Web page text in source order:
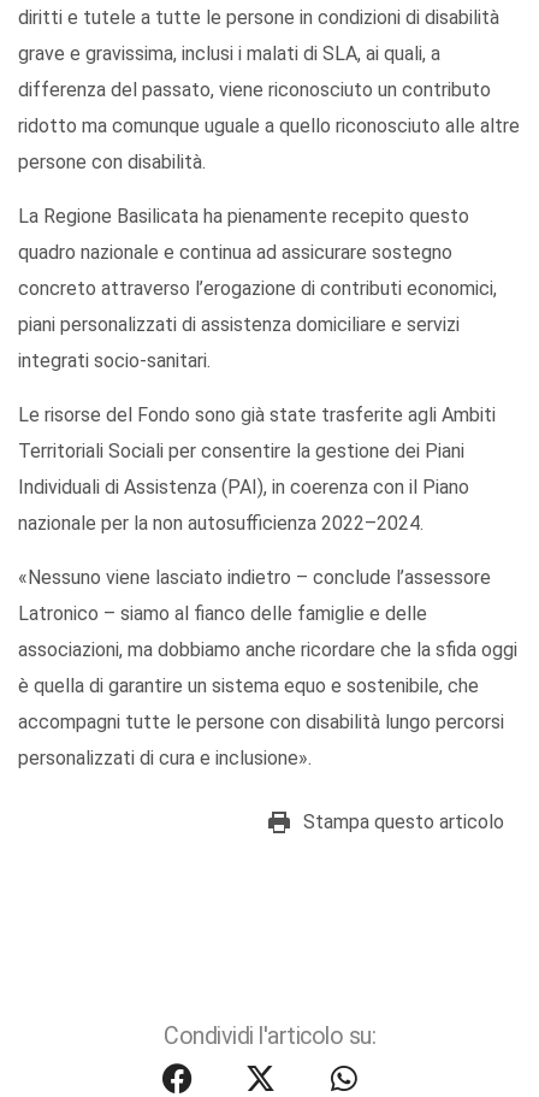
diritti e tutele a tutte le persone in condizioni di disabilità
grave e gravissima, inclusi i malati di SLA, ai quali, a
differenza del passato, viene riconosciuto un contributo
ridotto ma comunque uguale a quello riconosciuto a lle altre
persone con disabilità.
La Regione Basilicata ha pienamente recepito questo
quadro nazionale e continua ad assicurare sostegno
concreto attraverso l’erogazione di contributi economici,
piani personalizzati di assistenza domiciliare e servizi
integrati socio-sanitari.
Le risorse del Fondo sono già state trasferite agli Ambiti
Territoriali Sociali per consentire la gestione dei Piani
Individuali di Assistenza (PAI), in coerenza con il Piano
nazionale per la non autosufficienza 2022–2024.
«Nessuno viene lasciato indietro – conclude l’assessore
Latronico – siamo al fianco delle famiglie e delle
associazioni, ma dobbiamo anche ricordare che la sfida oggi
è quella di garantire un sistema equo e sostenibile, che
accompagni tutte le persone con disabilità lungo percorsi
personalizzati di cura e inclusione».
Stampa questo articolo
Condividi l'articolo su: